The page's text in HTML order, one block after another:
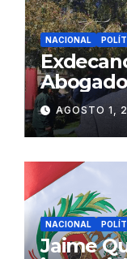
NACIONAL
AGOSTO 1,
NACIONAL
Jaime